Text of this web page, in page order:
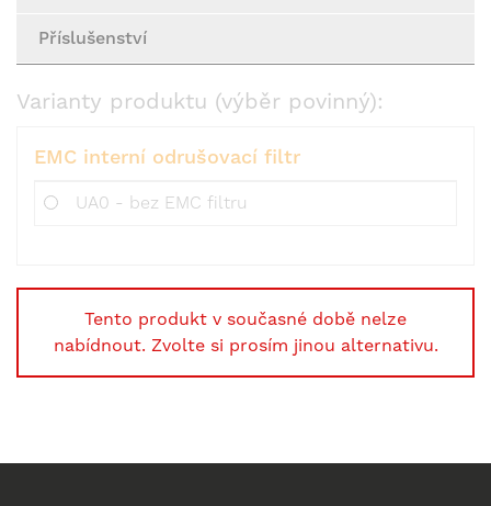
Příslušenství
Varianty produktu (výběr povinný):
EMC interní odrušovací filtr
UA0 - bez EMC filtru
Tento produkt v současné době nelze
nabídnout. Zvolte si prosím jinou alternativu.